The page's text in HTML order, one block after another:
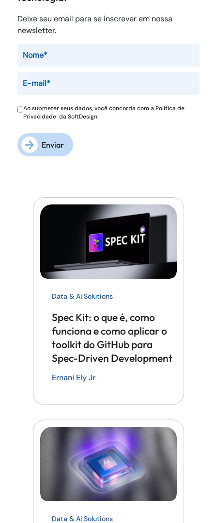
Deixe seu email para se inscrever em nossa
newsletter.
Ao submeter seus dados, você concorda com a Política de
Privacidade da SoftDesign.
Enviar
Data & AI Solutions
Spec Kit: o que é, como
funciona e como aplicar o
toolkit do GitHub para
Spec-Driven Development
Ernani Ely Jr
Data & AI Solutions